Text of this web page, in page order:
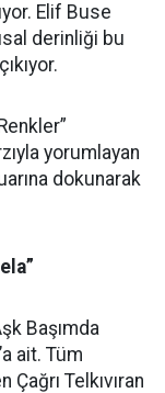
Elif Buse
derinliği bu
yorumlayan
dokunarak
Başımda
ait. Tüm
Telkıvıran